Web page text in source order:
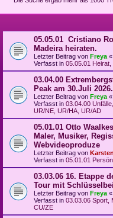
05.05.01 Cristiano
Madeira heiraten.
Letzter Beitrag von Freya «
Verfasst in 05.05.01 Heirat,
03.04.00
Peak am 30.Juli 2026.
Letzter Beitrag von Freya «
Verfasst in 03.04.00
UR/NE, UR/HA, UR/AD
05.01.01 Otto
Maler, Musiker,
Webvideoproduze
Letzter Beitrag von Karsten
Verfasst in 05.01.01
03.03.06 16. Etappe
Tour mit
Letzter Beitrag von Freya «
Verfasst in 03.03.06 Sport,
CU/ZE